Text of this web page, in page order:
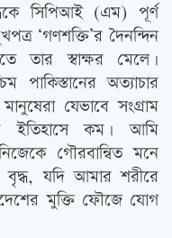
সিপিআই (এম) পূর্ণ
‘গণশক্তি’র দৈনন্দিন
তার স্বাক্ষর মেলে।
অত্যাচার
যেভাবে সংগ্রাম
ইতিহাসে কম। আমি
গৌরবান্বিত মনে
যদি আমার শরীরে
মুক্তি ফৌজে যোগ